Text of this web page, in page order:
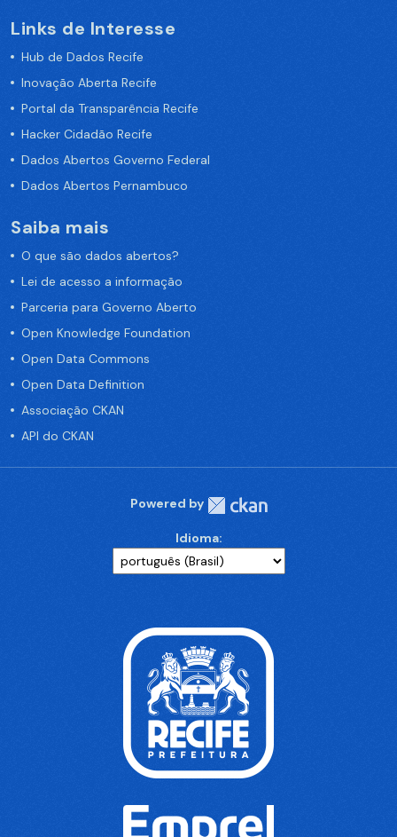
Links de Interesse
Hub de Dados Recife
Inovação Aberta Recife
Portal da Transparência Recife
Hacker Cidadão Recife
Dados Abertos Governo Federal
Dados Abertos Pernambuco
Saiba mais
O que são dados abertos?
Lei de acesso a informação
Parceria para Governo Aberto
Open Knowledge Foundation
Open Data Commons
Open Data Definition
Associação CKAN
API do CKAN
Powered by
Idioma